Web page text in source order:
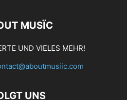
MUSÏC
UND VIELES MEHR!
UNS